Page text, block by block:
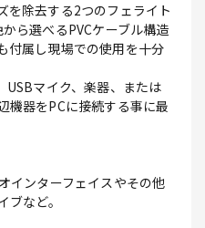
を除去する2つのフェライト
ら選べるPVCケーブル構造
付属し現場での使用を十分
USBマイク、楽器、または
機器をPCに接続する事に最
インターフェイスやその他
など。